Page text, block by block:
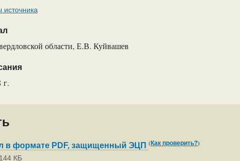
источника
области, Е.В. Куйвашев
г.
в формате PDF, защищенный ЭЦП (Как проверить?)
КБ